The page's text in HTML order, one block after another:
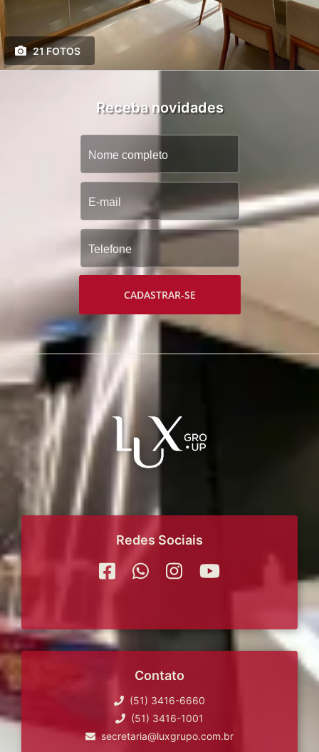
21 FOTOS
Receba novidades
CADASTRAR-SE
Redes Sociais
Contato
(51) 3416-6660
(51) 3416-1001
secretaria@luxgrupo.com.br